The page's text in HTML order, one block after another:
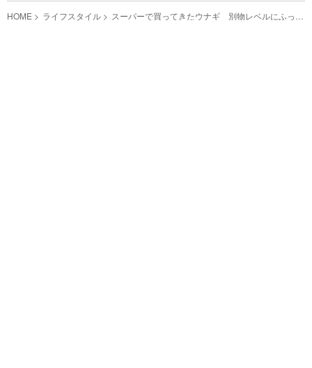
HOME ライフスタイル スーパーで買ってきたウナギ 別物レベルにふっく
ら柔らかくする方法とは？